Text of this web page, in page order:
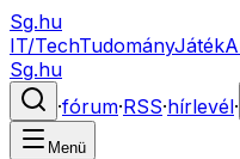
Sg.hu
IT/TechTudományJáték
Sg.hu
·fórum·RSS·hírlevél·
Menü